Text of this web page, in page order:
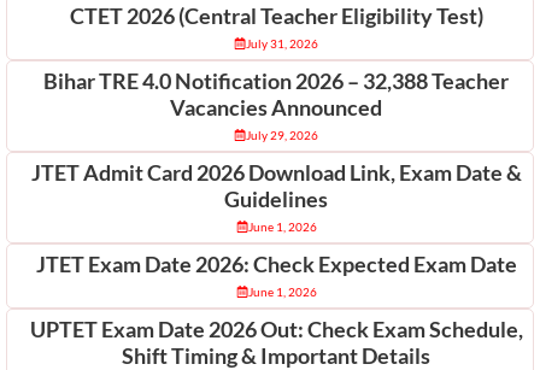
CTET 2026 (Central Teacher Eligibility Test)
July 31, 2026
Bihar TRE 4.0 Notification 2026 – 32,388 Teacher
Vacancies Announced
July 29, 2026
JTET Admit Card 2026 Download Link, Exam Date &
Guidelines
June 1, 2026
JTET Exam Date 2026: Check Expected Exam Date
June 1, 2026
UPTET Exam Date 2026 Out: Check Exam Schedule,
Shift Timing & Important Details